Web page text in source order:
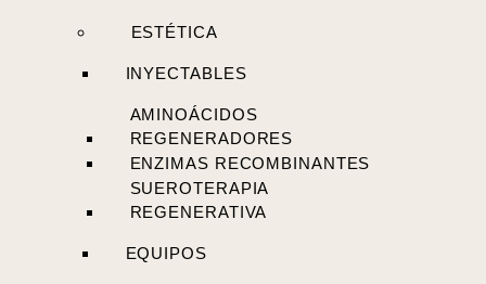
ESTÉTICA
INYECTABLES
AMINOÁCIDOS
REGENERADORES
ENZIMAS RECOMBINANTES
SUEROTERAPIA
REGENERATIVA
EQUIPOS